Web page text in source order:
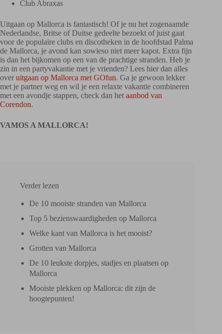
Club Abraxas
Uitgaan op Mallorca is fantastisch! Of je nu het zogenaamde
Nederlandse, Britse of Duitse gedeelte bezoekt of juist gaat
voor de populaire clubs en discotheken in de hoofdstad Palma
de Mallorca, je avond kan sowieso niet meer kapot. Extra fijn
is dan het bijkomen op een van de prachtige stranden. Heb je
zin in een partyvakantie met je vrienden? Lees hier dan alles
over uitgaan op Mallorca met GOfun. Ga je gewoon lekker
met je partner weg en wil je een relaxte vakantie combineren
met een avondje stappen, check dan het aanbod van
Corendon.
VAMOS A MALLORCA!
Verder lezen
De 10 mooiste stranden van Mallorca
Top 5 bezienswaardigheden op Mallorca
Welke kant van Mallorca is het mooist?
Grotten van Mallorca
De 10 leukste dorpjes, stadjes en plaatsen op
Mallorca
Mooiste plekken op Mallorca: dit zijn de
hoogtepunten!